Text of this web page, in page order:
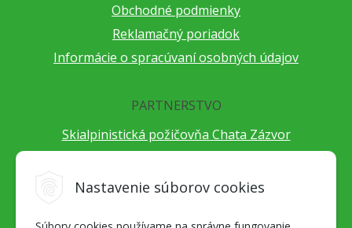
Nastavenie súborov cookies
Obchodné podmienky
Reklamačný poriadok
Informácie o spracúvaní osobných údajov
PARTNERSTVO
Skialpinistická požičovňa Chata Zázvor
Cestovateľský festival Cestou necestou